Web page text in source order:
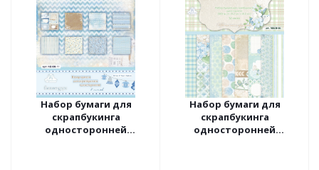
Набор бумаги для
скрапбукинга
односторонней
Набор бумаги для
скрапбукинга
односторонней